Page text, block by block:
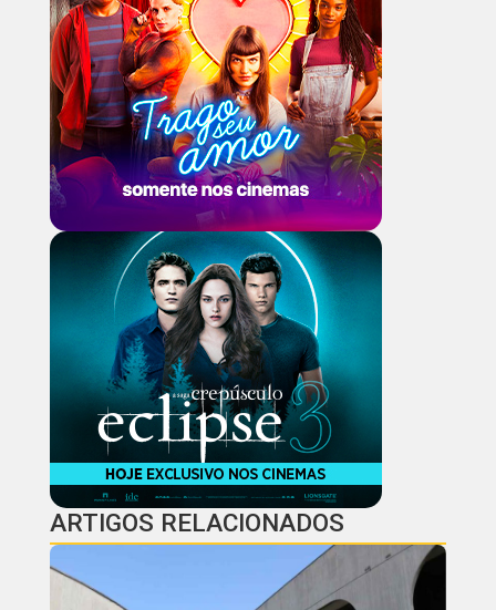
ARTIGOS RELACIONADOS